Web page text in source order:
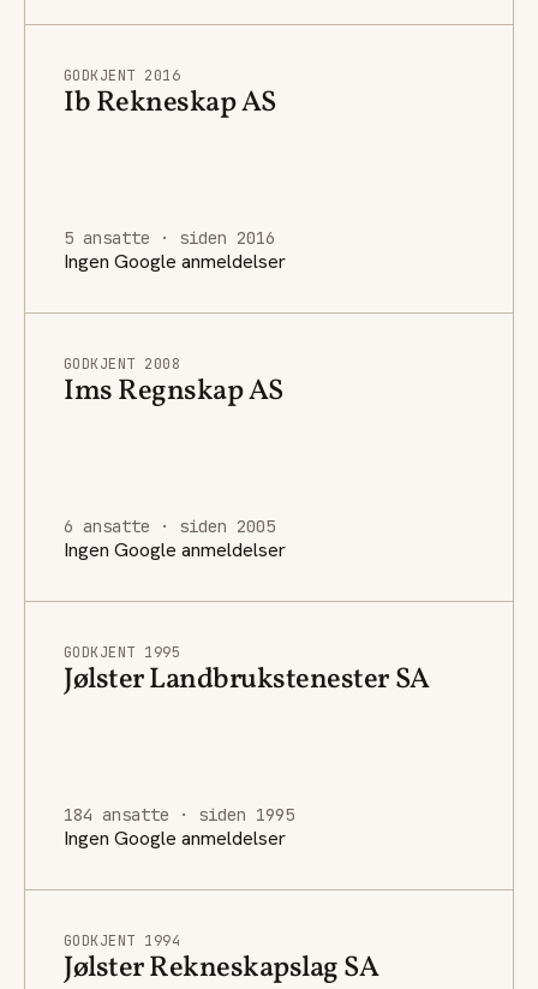
GODKJENT 2016
Ib Rekneskap AS
5 ansatte · siden 2016
Ingen Google anmeldelser
GODKJENT 2008
Ims Regnskap AS
6 ansatte · siden 2005
Ingen Google anmeldelser
GODKJENT 1995
Jølster Landbrukstenester SA
184 ansatte · siden 1995
Ingen Google anmeldelser
GODKJENT 1994
Jølster Rekneskapslag SA